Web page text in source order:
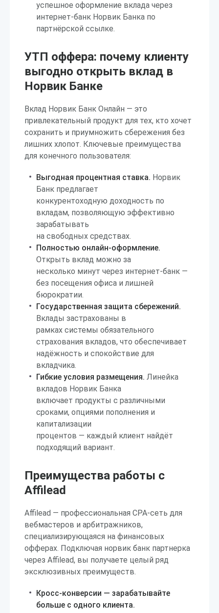
успешное оформление вклада через
интернет-банк Норвик Банка по
партнёрской ссылке.
УТП оффера: почему клиенту
выгодно открыть вклад в
Норвик Банке
Вклад Норвик Банк Онлайн — это
привлекательный продукт для тех, кто хочет
сохранить и приумножить сбережения без
лишних хлопот. Ключевые преимущества
для конечного пользователя:
Выгодная процентная ставка. Норвик
Банк предлагает
конкурентоходную доходность по
вкладам, позволяющую эффективно
зарабатывать
на свободных средствах.
Полностью онлайн-оформление.
Открыть вклад можно за
несколько минут через интернет-банк —
без посещения офиса и лишней
бюрократии.
Государственная защита сбережений.
Вклады застрахованы в
рамках системы обязательного
страхования вкладов, что обеспечивает
надёжность и спокойствие для
вкладчика.
Гибкие условия размещения. Линейка
вкладов Норвик Банка
включает продукты с различными
сроками, опциями пополнения и
капитализации
процентов — каждый клиент найдёт
подходящий вариант.
Преимущества работы с
Affilead
Affilead — профессиональная CPA-сеть для
вебмастеров и арбитражников,
специализирующаяся на финансовых
офферах. Подключая норвик банк партнерка
через Affilead, вы получаете целый ряд
эксклюзивных преимуществ.
Кросс-конверсии — зарабатывайте
больше с одного клиента.